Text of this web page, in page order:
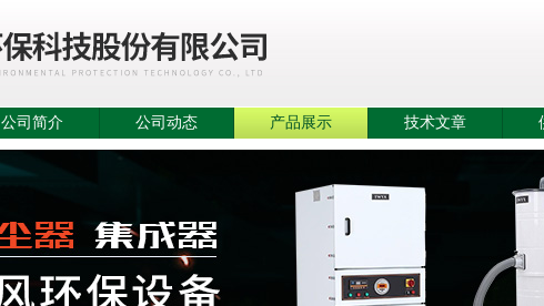
公司简介 公司动态 产品展示 技术文章